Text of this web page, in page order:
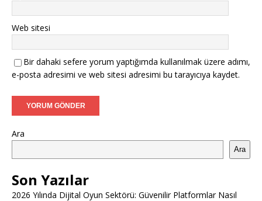
Web sitesi
Bir dahaki sefere yorum yaptığımda kullanılmak üzere adımı,
e-posta adresimi ve web sitesi adresimi bu tarayıcıya kaydet.
Ara
Ara
Son Yazılar
2026 Yılında Dijital Oyun Sektörü: Güvenilir Platformlar Nasıl